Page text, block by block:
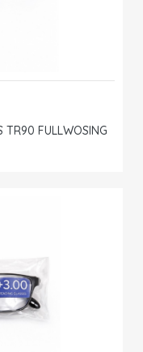
TR90 FULLWOSING